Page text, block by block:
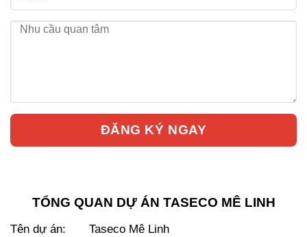
TỔNG QUAN DỰ ÁN TASECO MÊ LINH
Tên dự án: Taseco Mê Linh